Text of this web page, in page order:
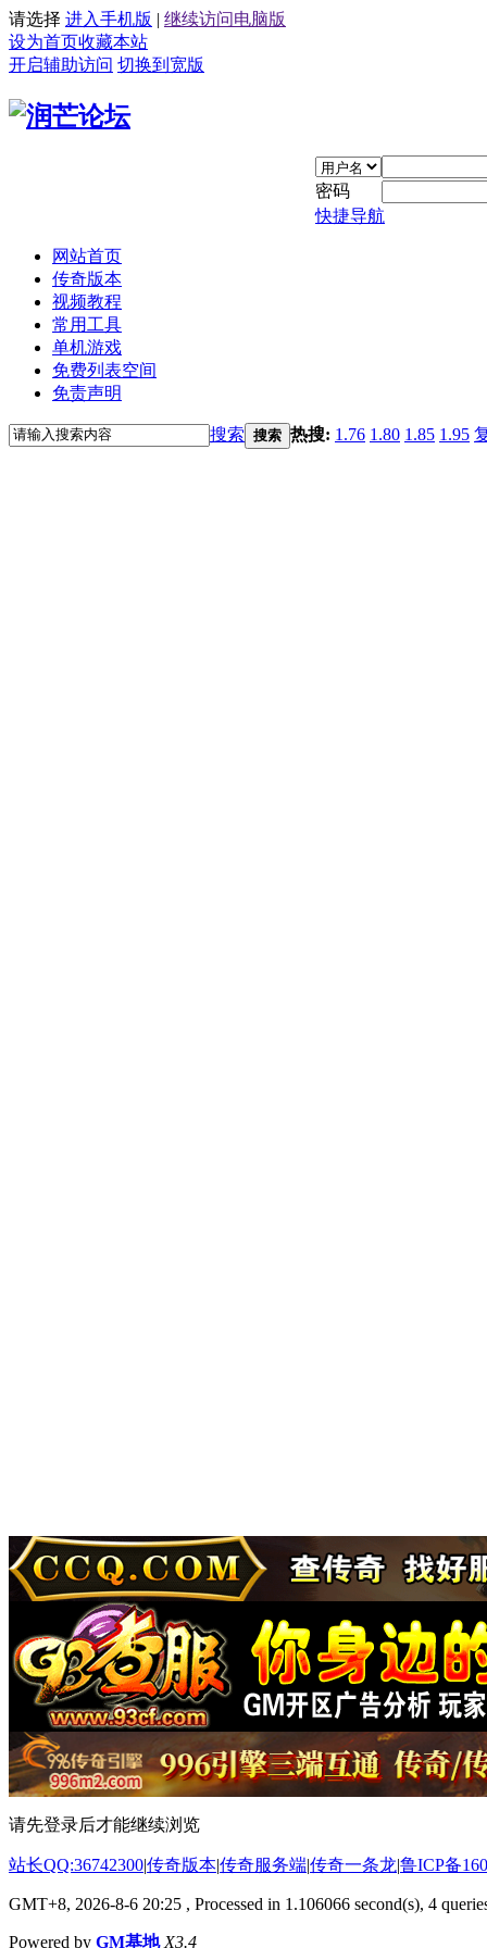
请选择 进入手机版 | 继续访问电脑版
设为首页收藏本站
开启辅助访问 切换到宽版
密码
快捷导航
网站首页
传奇版本
视频教程
常用工具
单机游戏
免费列表空间
免责声明
搜索 搜索 热搜: 1.76 1.80 1.85 1.95
请先登录后才能继续浏览
站长QQ:36742300|传奇版本|传奇服务端|传奇一条龙|鲁ICP备
GMT+8, 2026-8-6 20:25 , Processed in 1.106066 second(s), 4
Powered by GM基地 X3.4